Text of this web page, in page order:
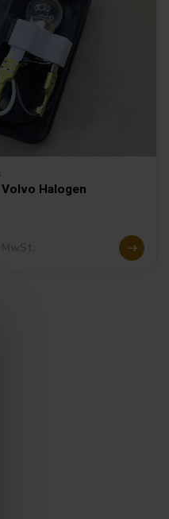
Halogen